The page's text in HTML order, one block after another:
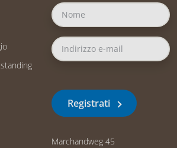
Registrati
Marchandweg 45